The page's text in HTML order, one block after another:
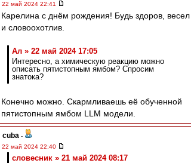
22 май 2024 22:41
Карелина с днём рождения! Будь здоров, весел
и словоохотлив.
Ал » 22 май 2024 17:05
Интересно, а химическую реакцию можно
описать пятистопным ямбом? Спросим
знатока?
Конечно можно. Скармливаешь её обученной
пятистопным ямбом LLM модели.
cuba -
22 май 2024 22:40
словесник » 21 май 2024 08:17